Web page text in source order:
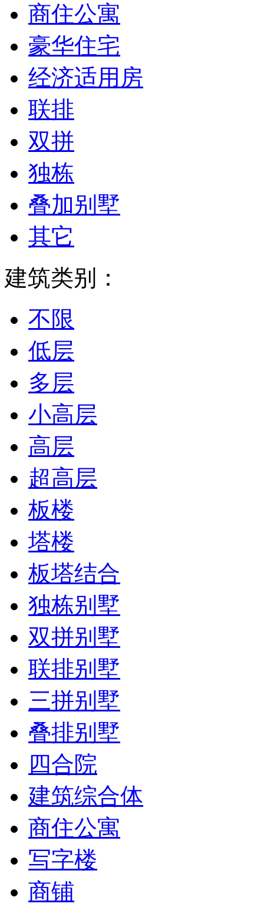
商住公寓
豪华住宅
经济适用房
联排
双拼
独栋
叠加别墅
其它
建筑类别：
不限
低层
多层
小高层
高层
超高层
板楼
塔楼
板塔结合
独栋别墅
双拼别墅
联排别墅
三拼别墅
叠排别墅
四合院
建筑综合体
商住公寓
写字楼
商铺